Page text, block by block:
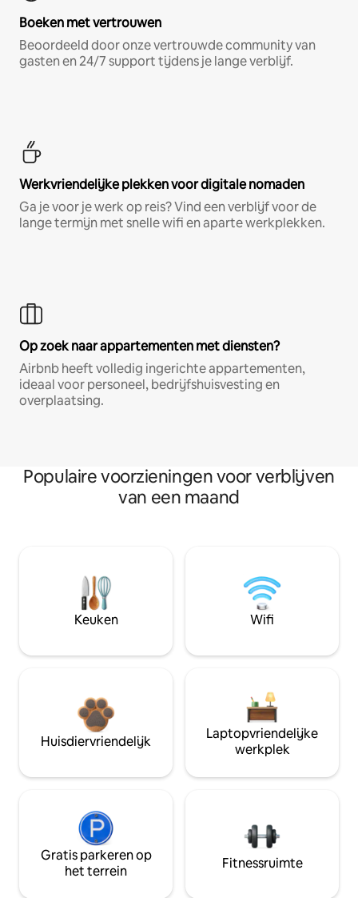
Boeken met vertrouwen
Beoordeeld door onze vertrouwde community van
gasten en 24/7 support tijdens je lange verblijf.
Werkvriendelijke plekken voor digitale nomaden
Ga je voor je werk op reis? Vind een verblijf voor de
lange termijn met snelle wifi en aparte werkplekken.
Op zoek naar appartementen met diensten?
Airbnb heeft volledig ingerichte appartementen,
ideaal voor personeel, bedrijfshuisvesting en
overplaatsing.
Populaire voorzieningen voor verblijven
van een maand
Keuken Wifi
Huisdiervriendelijk
Laptopvriendelijke
werkplek
Gratis parkeren op
het terrein
Fitnessruimte